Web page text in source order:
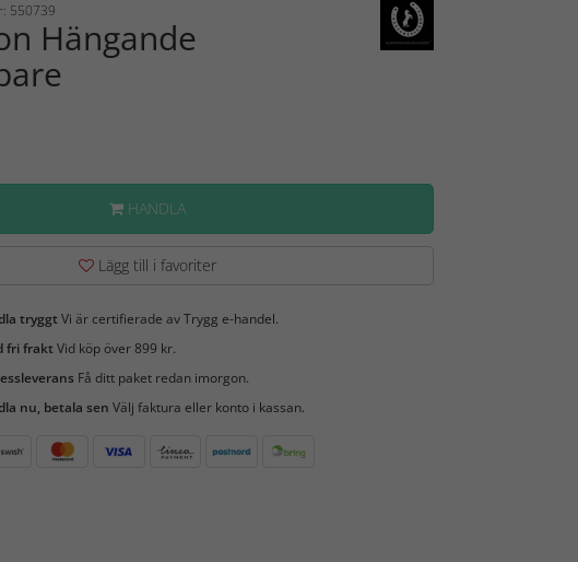
550739
Hängande
HANDLA
Lägg till i favoriter
tryggtVi är certifierade av Trygg e-handel.
fri fraktVid köp över 899 kr.
Få ditt paket redan imorgon.
nu, betala sen Välj faktura eller konto i kassan.